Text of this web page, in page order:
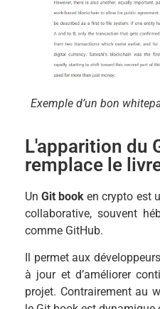
Exemple d’un bon
L'apparition du
remplace le
UnGit book en crypto est
collaborative, souvent
comme GitHub.
Il permet aux
à jour et d’améliorer
projet. Contrairement au